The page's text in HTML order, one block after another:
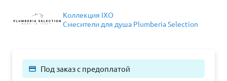
Коллекция IXO
Смесители для душа Plumberia Selection
payment Под заказ с предоплатой